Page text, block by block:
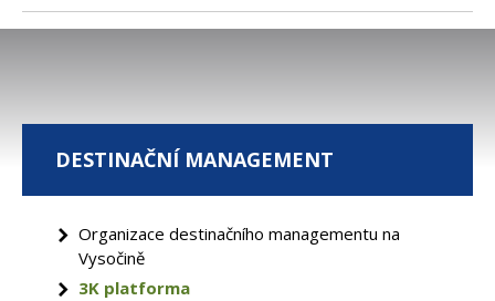
e
h
í
DESTINAČNÍ MANAGEMENT
Organizace destinačního managementu na
Vysočině
3K platforma